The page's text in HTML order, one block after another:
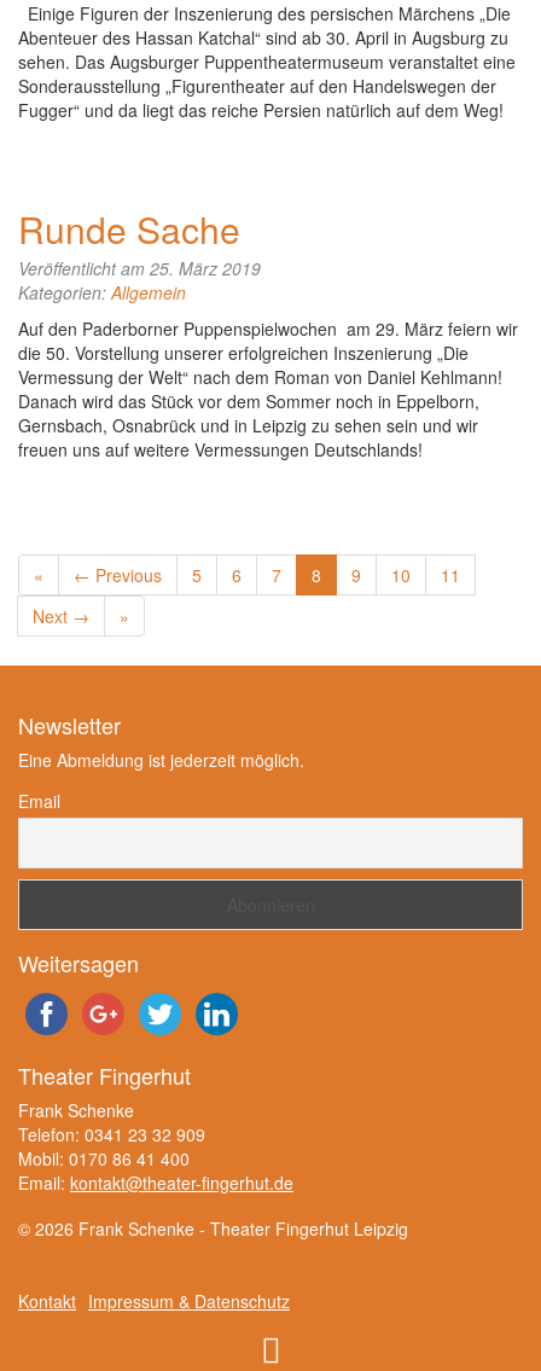
Einige Figuren der Inszenierung des persischen Märchens „Die
Abenteuer des Hassan Katchal“ sind ab 30. April in Augsburg zu
sehen. Das Augsburger Puppentheatermuseum veranstaltet eine
Sonderausstellung „Figurentheater auf den Handelswegen der
Fugger“ und da liegt das reiche Persien natürlich auf dem Weg!
Runde Sache
Veröffentlicht am 25. März 2019
Kategorien:Allgemein
Auf den Paderborner Puppenspielwochen am 29. März feiern wir
die 50. Vorstellung unserer erfolgreichen Inszenierung „Die
Vermessung der Welt“ nach dem Roman von Daniel Kehlmann!
Danach wird das Stück vor dem Sommer noch in Eppelborn,
Gernsbach, Osnabrück und in Leipzig zu sehen sein und wir
freuen uns auf weitere Vermessungen Deutschlands!
« ← Previous 5 6 7 8 9 10
11
Next →
»
Newsletter
Eine Abmeldung ist jederzeit möglich.
Email
Weitersagen
Theater Fingerhut
Frank Schenke
Telefon: 0341 23 32 909
Mobil: 0170 86 41 400
Email: kontakt@theater-fingerhut.de
© 2026 Frank Schenke - Theater Fingerhut Leipzig
Kontakt Impressum & Datenschutz